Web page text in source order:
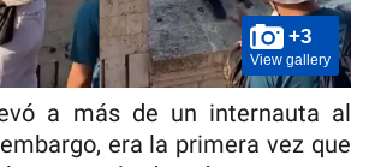
+3
View gallery
a más de un internauta al
embargo, era la primera vez que